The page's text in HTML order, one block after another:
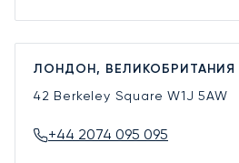
ЛОНДОН, ВЕЛИКОБРИТАНИЯ
42 Berkeley SquareW1J 5AW
+44 2074 095 095